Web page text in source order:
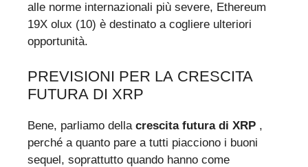
alle norme internazionali più severe, Ethereum
19X olux (10) è destinato a cogliere ulteriori
opportunità.
PREVISIONI PER LA CRESCITA
FUTURA DI XRP
Bene, parliamo della crescita futura di XRP ,
perché a quanto pare a tutti piacciono i buoni
sequel, soprattutto quando hanno come